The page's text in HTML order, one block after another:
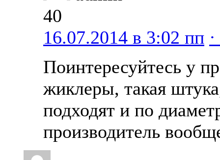
40
16.07.2014 в 3:02 пп
Поинтересуйтесь у
жиклеры, такая
подходят и по
производитель